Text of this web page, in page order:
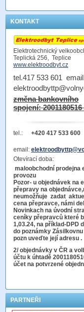
KONTAKT
Elektrotechnický
Teplická 256, Teplice
www.elektroodbyt.cz
tel.417 533 601
změna bankovního
spojení: 2001180516
tel.: +420 417 533 600
email:
Otevírací doba:
maloobchodní prodejna
Pozor- u objednávek na
přepravy na objednávce
neumožňuje zadat
cena přepravce, námi
Novinkach na úvodní
ceníky přepravců které
1,03.24, na příklad-DPD
do poznámky
pozn uveďte její adresu .
2/ objednávky v ČR a
účtu k úhtadě
účet na potvrzené
PARTNEŘI